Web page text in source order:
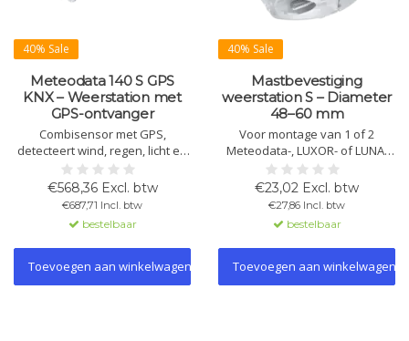
40% Sale
Meteodata 140 S GPS
KNX – Weerstation met
GPS-ontvanger
Combisensor met GPS,
detecteert wind, regen, licht en
temperatuur. Regelt zonwering
automatisch, tot 8 gevels.
Inclusief regensensor met
verwarming.
€568,36 Excl. btw
€687,71 Incl. btw
bestelbaar
Toevoegen aan winkelwagen
40% Sale
Mastbevestiging
weerstation S – Diameter
48–60 mm
Voor montage van 1 of 2
Meteodata-, LUXOR- of LUNA-
weerstations aan een mast of
buitenhoek met een diameter
van 48–60 mm.
€23,02 Excl. btw
€27,86 Incl. btw
bestelbaar
Toevoegen aan winkelwagen